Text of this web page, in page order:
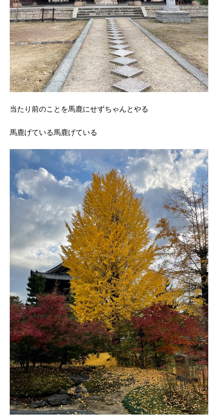
当たり前のことを馬鹿にせずちゃんとやる
馬鹿げている馬鹿げている